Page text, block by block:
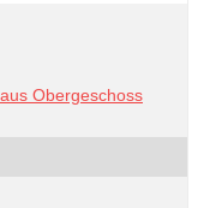
Obergeschoss